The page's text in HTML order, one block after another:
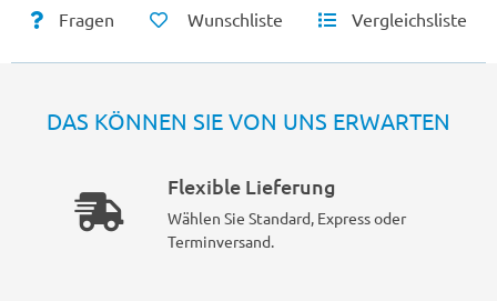
Fragen Wunschliste Vergleichsliste
DAS KÖNNEN SIE VON UNS ERWARTEN
Flexible Lieferung
Wählen Sie Standard, Express oder
Terminversand.